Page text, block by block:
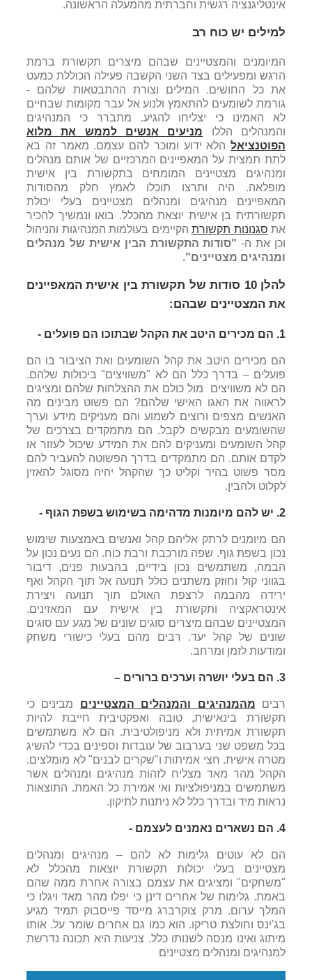
אינטליגנציה רגשית וחברתית מהמעלה הראשונה.
למילים יש כוח רב
המיומנים והמצטיינים שבהם מיצרים תקשורת ברמת
הרגש ומפעילים בצד השני הקשבה פעילה הכוללת כמעט
את כל החושים. המילים וצורת ההתבטאות שלהם -
גורמת לשומעים להתאמץ ולנוע אל עבר מקומות שבחיים
לא האמינו כי יצליחו להגיע. מתברר כי המנהיגים
והמנהלים הללו מניעים אנשים לממש את מלוא
הפוטנציאל הלא ידוע ומוכר להם עצמם. מאמר זה בא
לתת תמצית על המאפיינים המרכזיים של אותם מנהלים
ומנהיגים מצטיינים המומחים בתקשורת בין אישית
מופלאה. היה ותרצו תוכלו לאמץ חלק מהסודות
המאפיינים מנהיגים ומנהלים מצטיינים בעלי יכולת
תקשורתית בן אישית יוצאת מהכלל. בואו ונמשיך להכיר
את סגנונות תקשורת הקיימים בעולמות המנהיגות והניהול
וכן את ה- "סודות התקשורת הבין אישית של מנהלים
ומנהיגים מצטיינים".
להלן 10 סודות של תקשורת בין אישית המאפיינים
את המצטיינים שבהם:
1. הם מכירים היטב את הקהל שבתוכו הם פועלים -
הם מכירים היטב את קהל השומעים ואת הציבור בו הם
פועלים – בדרך כלל הם לא "משוויצים" ביכולות שלהם.
הם לא משוויצים מול כולם את ההצלחות שלהם ומציגים
לראווה את האגו האישי שלהם? הם פשוט מבינים מה
האנשים מצפים ורוצים לשמוע והם מעניקים מידע וערך
שהשומעים מבקשים לקבל. הם מתמקדים בצרכים של
קהל השומעים ומעניקים להם את המידע שיכול לעזור או
לקדם אותם. הם מתמקדים בדרך הפשוטה להעביר להם
מסר פשוט בהיר וקליט כך שהקהל יהיה מסוגל להאזין
לקלוט ולהבין.
2. יש להם מיומנות מדהימה בשימוש בשפת הגוף -
הם מיומנים לרתק אליהם קהל ואנשים באמצעות שימוש
נכון בשפת גוף. שפה מורכבת ורבת כוח. הם נעים נכון על
הבמה, משתמשים נכון בידיים, בהבעות פנים, דיבור
בגווני קול וחוזק משתנים כולל תנועה אל תוך הקהל ואף
ירידה מהבמה לרצפת האולם תוך תנועה ויצירת
אינטראקציה ותקשורת בין אישית עם המאזינים.
המצטיינים שבהם מיצרים סוגים שונים של מגע עם סוגים
שונים של קהל יעד. רבים מהם בעלי כישורי משחק
ומודעות לזמן ומרחב.
3. הם בעלי יושרה וערכים ברורים –
רבים מהמנהיגים והמנהלים המצטיינים מבינים כי
תקשורת בינאישית, טובה ואפקטיבית חייבת להיות
תקשורת אמיתית ולא מניפולטיבית. הם לא משתמשים
בכל משפט שני בערבוב של עובדות וספינים בכדי להשיג
מטרה אישית. חצי אמיתות ו"שקרים לבנים" לא מומלצים.
הקהל מהר מאד מצליח לזהות מנהיגים ומנהלים אשר
משתמשים במניפולציות ואי אמירת כל האמת. התוצאות
נראות מיד ובדרך כלל לא ניתנות לתיקון.
4. הם נשארים נאמנים לעצמם -
הם לא עוטים גלימות לא להם – מנהיגים ומנהלים
מצטיינים בעלי יכולות תקשורת יוצאות מהכלל לא
"משחקים" ומציגים את עצמם בצורה אחרת ממה שהם
באמת. גלימות של אחרים דינן כי יפלו מהר מאד ויגלו כי
המלך ערום. מרק צוקרברג מייסד פייסבוק תמיד מגיע
בג'ינס וחולצת טריקו. הוא כמו גם אחרים שומר על. אותו
מיתוג ואינו מנסה לשנותו כלל. צניעות היא תכונה נדרשת
למנהיגים ומנהלים מצטיינים